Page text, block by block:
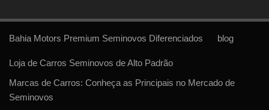
Bahia Motors Premium Seminovos Diferenciados blog
Loja de Carros Seminovos de Alto Padrão
Marcas de Carros: Conheça as Principais no Mercado de
Seminovos